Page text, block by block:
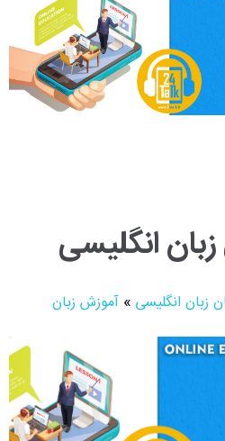
انگلیسی
زبان انگلیسی » آموزش زبان